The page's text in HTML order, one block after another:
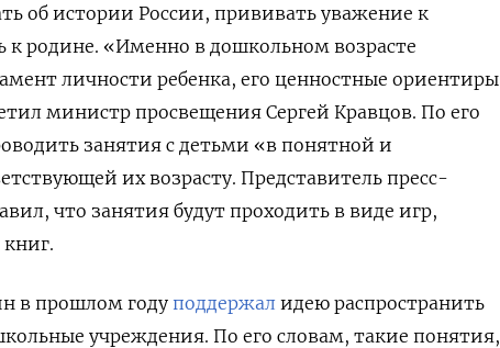
об истории России, прививать уважение к
к родине. «Именно в дошкольном возрасте
личности ребенка, его ценностные ориентиры
министр просвещения Сергей Кравцов. По его
занятия с детьми «в понятной и
их возрасту. Представитель пресс-
что занятия будут проходить в виде игр,
в прошлом году поддержал идею распространить
учреждения. По его словам, такие понятия,